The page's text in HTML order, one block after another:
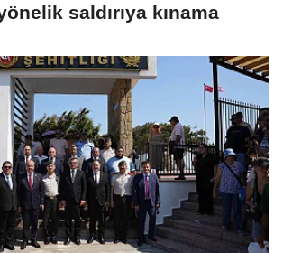
saldırıya kınama